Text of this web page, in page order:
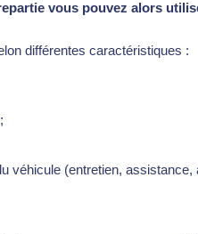
vous pouvez alors
différentes caractéristiques :
véhicule (entretien,